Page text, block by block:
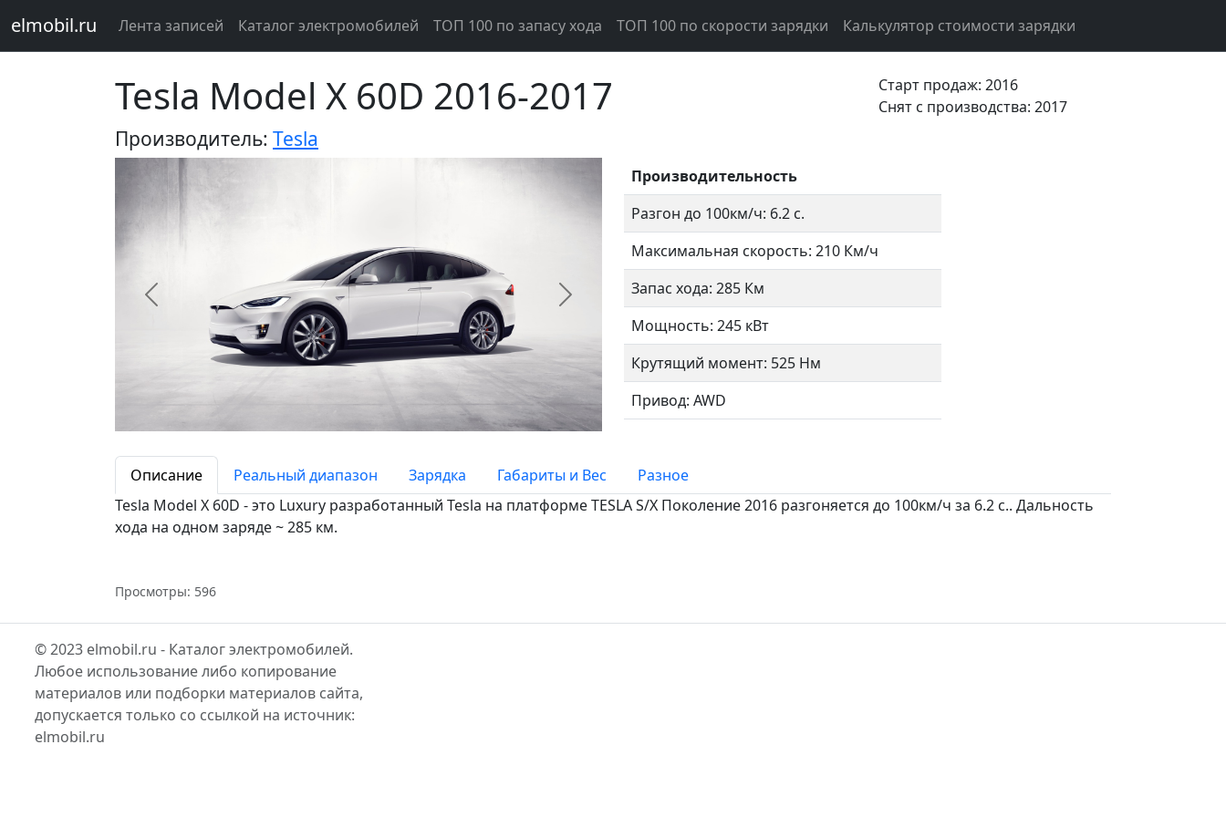
elmobil.ru Лента записей Каталог электромобилей ТОП 100 по запасу хода ТОП 100 по скорости зарядки Калькулятор стоимости зарядки
Tesla Model X 60D 2016-2017
Производитель: Tesla
Старт продаж: 2016
Cнят с производства: 2017
Предыдущий Следующий
Производительность
Разгон до 100км/ч: 6.2 с.
Максимальная скорость: 210 Км/ч
Запас хода: 285 Км
Мощность: 245 кВт
Крутящий момент: 525 Нм
Привод: AWD
Описание Реальный диапазон Зарядка Габариты и Вес
Разное
Tesla Model X 60D - это Luxury разработанный Tesla на платформе TESLA S/X Поколение 2016 разгоняется до 100км/ч за 6.2 c.. Дальность
хода на одном заряде ~ 285 км.
Просмотры: 596
© 2023 elmobil.ru - Каталог электромобилей.
Любое использование либо копирование
материалов или подборки материалов сайта,
допускается только со ссылкой на источник:
elmobil.ru